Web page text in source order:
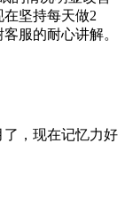
坚持每天做2
服的耐心讲解。
，现在记忆力好